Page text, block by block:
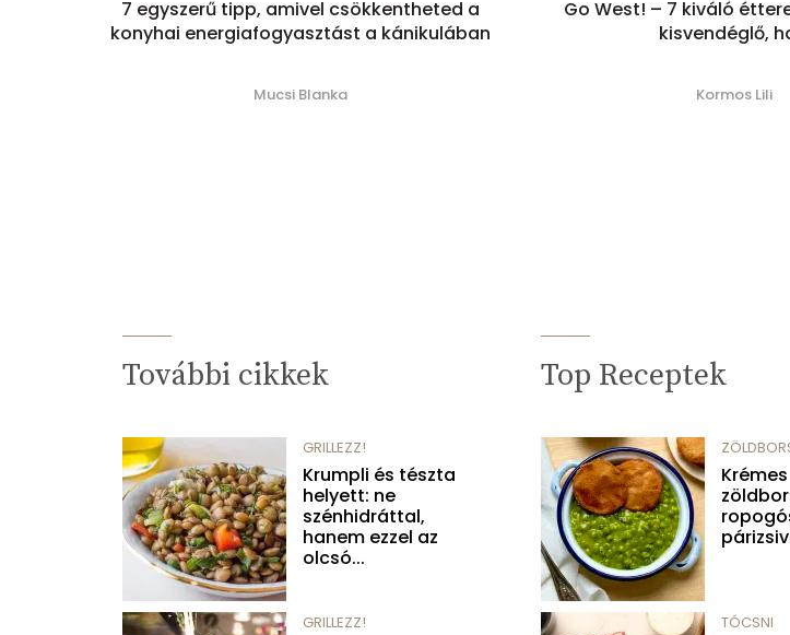
7 egyszerű tipp, amivel csökkentheted a
konyhai energiafogyasztást a kánikulában
Mucsi Blanka
Go West! – 7 kiváló
kisvendéglő,
Kormos Lili
További cikkek
GRILLEZZ!
Krumpli és tészta
helyett: ne
szénhidráttal,
hanem ezzel az
olcsó...
GRILLEZZ!
Top Receptek
Krémes
TÓCSNI